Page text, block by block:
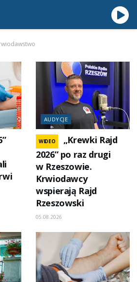
AUDYCJE
WIDEO
„Krewki Rajd
2026” po raz drugi
w Rzeszowie.
Krwiodawcy
wspierają Rajd
Rzeszowski
05.08.2026